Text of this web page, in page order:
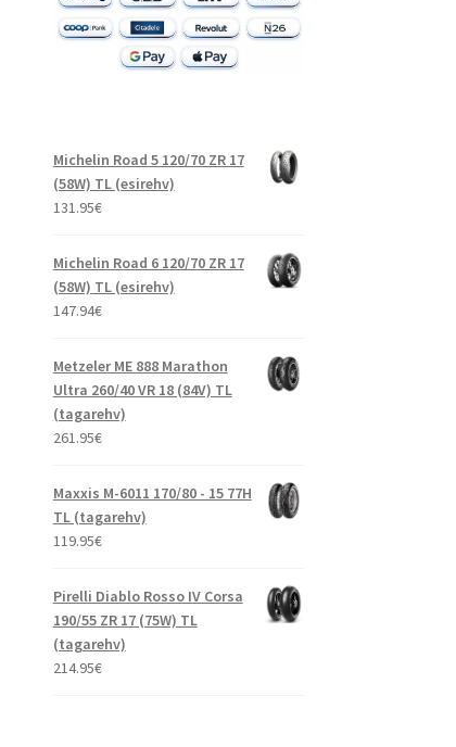
Michelin Road 5 120/70 ZR 17
(58W) TL (esirehv)
131.95€
Michelin Road 6 120/70 ZR 17
(58W) TL (esirehv)
147.94€
Metzeler ME 888 Marathon
Ultra 260/40 VR 18 (84V) TL
(tagarehv)
261.95€
Maxxis M-6011 170/80 - 15 77H
TL (tagarehv)
119.95€
Pirelli Diablo Rosso IV Corsa
190/55 ZR 17 (75W) TL
(tagarehv)
214.95€